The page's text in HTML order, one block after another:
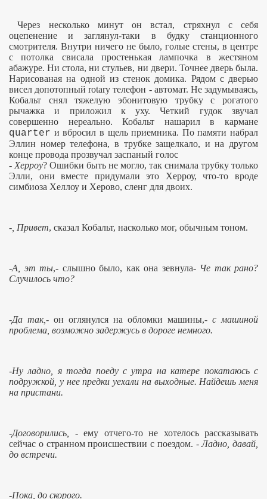
Через несколько минут он встал, стряхнул с себя
оцепенение и заглянул-таки в будку станционного
смотрителя. Внутри ничего не было, голые стены, в центре
с потолка свисала простенькая лампочка в жестяном
абажуре. Ни стола, ни стульев, ни двери. Точнее дверь была.
Нарисованая на одной из стенок домика. Рядом с дверью
висел допотопныйrotaryтелефон - автомат. Не задумываясь,
Кобальт снял тяжелую эбонитовую трубку с рогатого
рычажка и приложил к уху. Четкий гудок звучал
совершенно нереально. Кобальт нашарил в кармане
quarter и вбросил в щель приемника. По памяти набрал
Эллин номер телефона, в трубке защелкало, и на другом
конце провода прозвучал заспаный голос
- Херроу? Ошибки быть не могло, так снимала трубку только
Элли, они вместе придумали это Херроу, что-то вроде
симбиоза Хеллоу и Херово, сленг для двоих.
- , Привет, сказал Кобальт, насколько мог, обычным тоном.
-А, эт ты,- слышно было, как она зевнула- Че так рано?
Случилось что?
-Да так,- он оглянулся на обломки машины,- с машиной
проблема, возможно задержусь в дороге немного.
-Ну ладно, я тогда поеду с утра на катере покатаюсь с
подружкой, у нее предки уехали на выходные. Найдешь меня
на пристани.
-Договорились,
- ему отчего-то не хотелось рассказывать
сейчас о странном происшествии с поездом. -Ладно, давай,
до встречи.
-Пока, до скорого.